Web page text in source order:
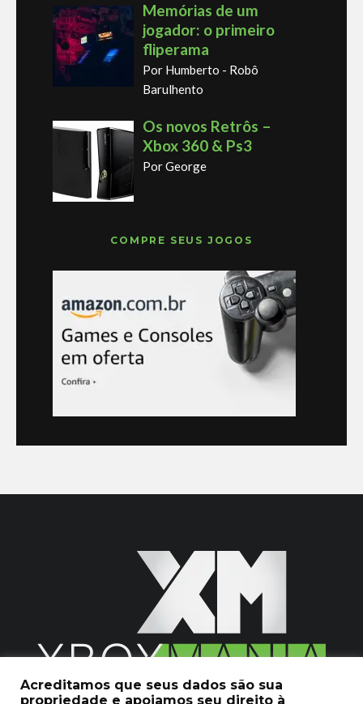
Memórias de um
jogador: o primeiro
fliperama
Por Humberto - Robô
Barulhento
Os novos Retrôs –
Xbox 360 & Ps3
Por George
COMPRE SEUS JOGOS
2020 © Xboxmania. Todos os Direitos Reservados.
Acreditamos que seus dados são sua
propriedade e apoiamos seu direito à